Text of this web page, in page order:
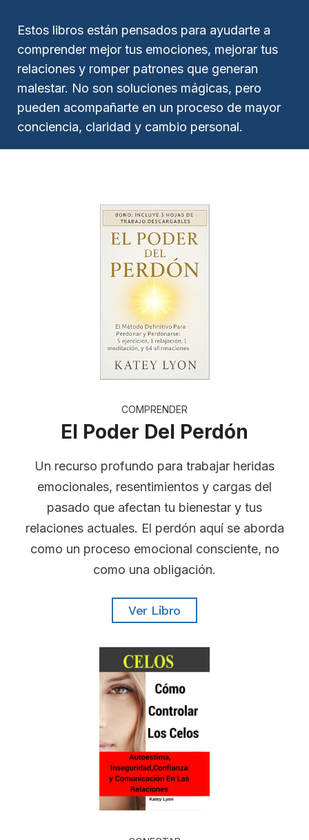
Estos libros están pensados para ayudarte a
comprender mejor tus emociones, mejorar tus
relaciones y romper patrones que generan
malestar. No son soluciones mágicas, pero
pueden acompañarte en un proceso de mayor
conciencia, claridad y cambio personal.
COMPRENDER
El Poder Del Perdón
Un recurso profundo para trabajar heridas
emocionales, resentimientos y cargas del
pasado que afectan tu bienestar y tus
relaciones actuales. El perdón aquí se aborda
como un proceso emocional consciente, no
como una obligación.
Ver Libro